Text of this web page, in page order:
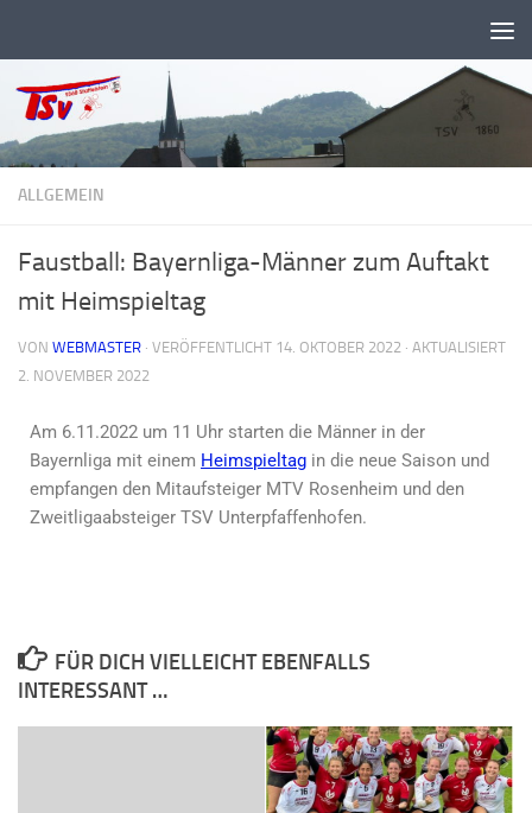
ALLGEMEIN
Faustball: Bayernliga-Männer zum Auftakt
mit Heimspieltag
VON WEBMASTER · VERÖFFENTLICHT 14. OKTOBER 2022 · AKTUALISIERT
2. NOVEMBER 2022
Am 6.11.2022 um 11 Uhr starten die Männer in der
Bayernliga mit einem Heimspieltag in die neue Saison und
empfangen den Mitaufsteiger MTV Rosenheim und den
Zweitligaabsteiger TSV Unterpfaffenhofen.
FÜR DICH VIELLEICHT EBENFALLS
INTERESSANT …